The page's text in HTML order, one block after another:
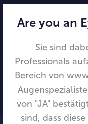
Are you an
Sie sind
Professionals
Bereich von
von "JA"
sind, dass